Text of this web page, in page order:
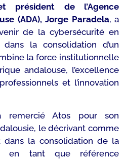
président de l’Agence
(ADA), Jorge Paradela, a
de la cybersécurité en
la consolidation d’un
la force institutionnelle
andalouse, l’excellence
et l’innovation
remercié Atos pour son
le décrivant comme
la consolidation de la
en tant que référence